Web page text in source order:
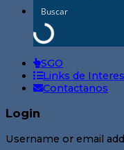
SGO
Links de Interes
Contactanos
Login
Username or email